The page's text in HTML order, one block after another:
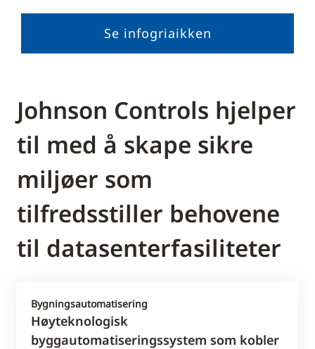
Se infogriaikken
Johnson Controls hjelper
til med å skape sikre
miljøer som
tilfredsstiller behovene
til datasenterfasiliteter
Bygningsautomatisering
Høyteknologisk
byggautomatiseringssystem som kobler